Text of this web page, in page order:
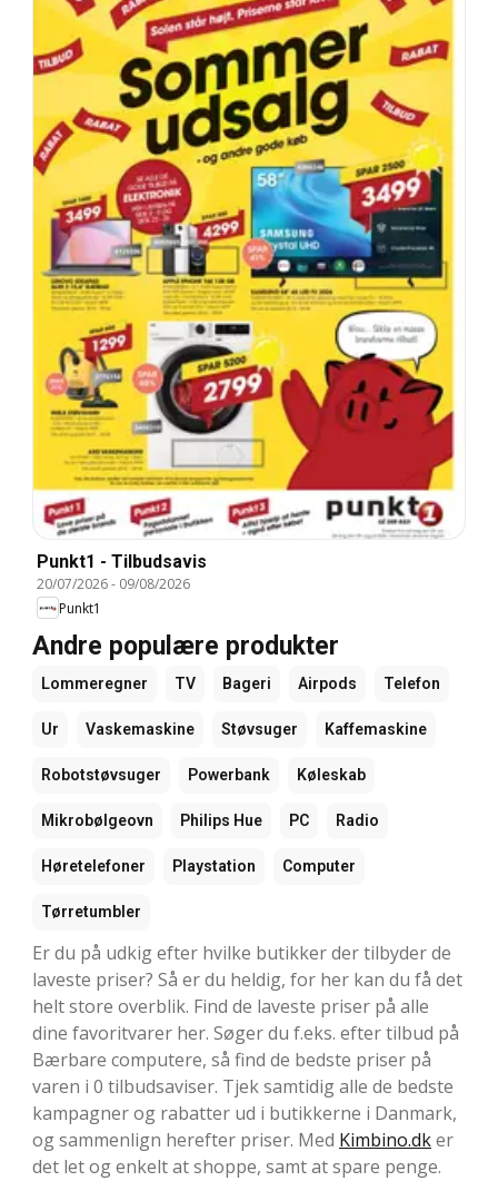
Punkt1 - Tilbudsavis
20/07/2026- 09/08/2026
Punkt1
Andre populære produkter
Lommeregner TV Bageri Airpods Telefon
Ur Vaskemaskine Støvsuger Kaffemaskine
Robotstøvsuger Powerbank Køleskab
Mikrobølgeovn Philips Hue PC Radio
Høretelefoner Playstation Computer
Tørretumbler
Er du på udkig efter hvilke butikker der tilbyder de
laveste priser? Så er du heldig, for her kan du få det
helt store overblik. Find de laveste priser på alle
dine favoritvarer her. Søger du f.eks. efter tilbud på
Bærbare computere, så find de bedste priser på
varen i 0 tilbudsaviser. Tjek samtidig alle de bedste
kampagner og rabatter ud i butikkerne i Danmark,
og sammenlign herefter priser. Med Kimbino.dker
det let og enkelt at shoppe, samt at spare penge.